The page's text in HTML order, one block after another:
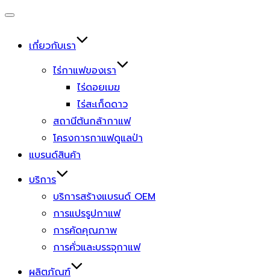
Toggle
เกี่ยวกับเรา
ไร่กาแฟของเรา
ไร่ดอยเมฆ
ไร่สะเก็ดดาว
สถานีต้นกล้ากาแฟ
โครงการกาแฟดูแลป่า
แบรนด์สินค้า
บริการ
บริการสร้างแบรนด์ OEM
การแปรรูปกาแฟ
การคัดคุณภาพ
การคั่วและบรรจุกาแฟ
ผลิตภัณฑ์